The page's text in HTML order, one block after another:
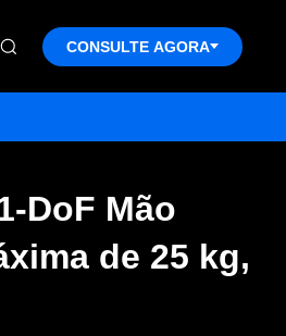
CONSULTE AGORA
DoF Mão
de 25 kg,
DoF Mão
de 25 kg,